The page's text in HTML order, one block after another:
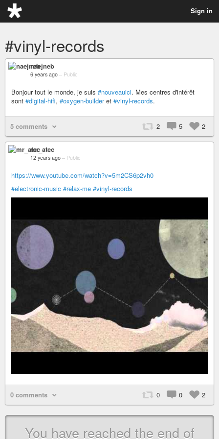
Sign in
#vinyl-records
naejneb
6 years ago – Public
Bonjour tout le monde, je suis #nouveauici. Mes centres d'intérêt
sont #digital-hifi, #oxygen-builderet #vinyl-records.
5 comments 2 5 2
mr_atec
12 years ago – Public
https://www.youtube.com/watch?v=5m2CS6p2vh0
#electronic-music #relax-me #vinyl-records
0 comments 0 0 2
You have reached the end of